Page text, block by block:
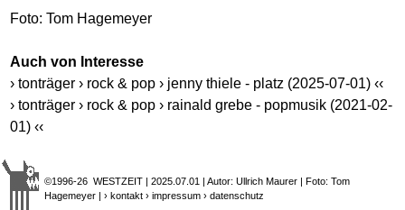
Foto: Tom Hagemeyer
Auch von Interesse
› tonträger › rock & pop › jenny thiele - platz (2025-07-01) ‹‹
› tonträger › rock & pop › rainald grebe - popmusik (2021-02-
01) ‹‹
©1996-26 WESTZEIT | 2025.07.01 | Autor: Ullrich Maurer | Foto: Tom
Hagemeyer |› kontakt › impressum › datenschutz